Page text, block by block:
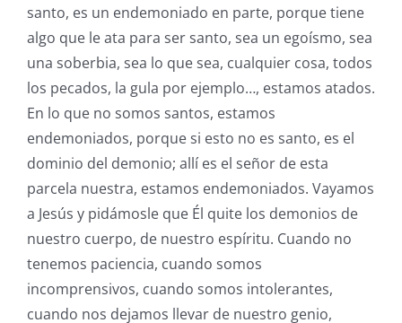
santo, es un endemoniado en parte, porque tiene
algo que le ata para ser santo, sea un egoísmo, sea
una soberbia, sea lo que sea, cualquier cosa, todos
los pecados, la gula por ejemplo…, estamos atados.
En lo que no somos santos, estamos
endemoniados, porque si esto no es santo, es el
dominio del demonio; allí es el señor de esta
parcela nuestra, estamos endemoniados. Vayamos
a Jesús y pidámosle que Él quite los demonios de
nuestro cuerpo, de nuestro espíritu. Cuando no
tenemos paciencia, cuando somos
incomprensivos, cuando somos intolerantes,
cuando nos dejamos llevar de nuestro genio,